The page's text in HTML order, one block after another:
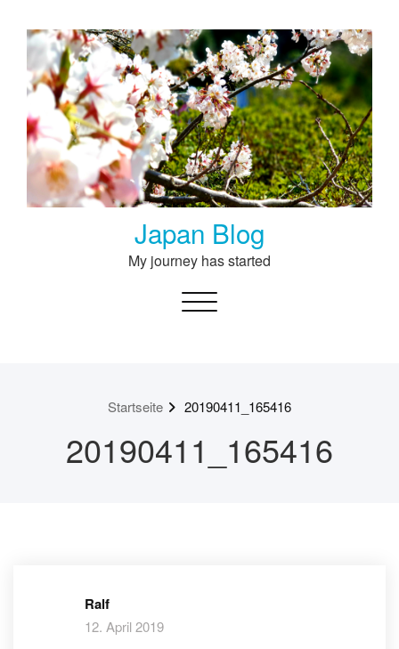
content
Japan Blog
My journey has started
Toggle navigation
Startseite 20190411_165416
20190411_165416
Ralf
12. April 2019